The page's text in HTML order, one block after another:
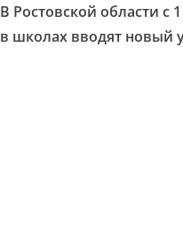
В Ростовской области с
в школах вводят новый